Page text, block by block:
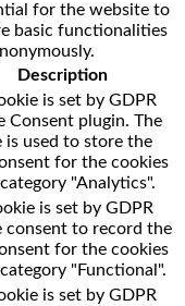
for the website to
basic functionalities
Description
is set by GDPR
Consent plugin. The
is used to store the
for the cookies
"Analytics".
is set by GDPR
consent to record the
for the cookies
"Functional".
is set by GDPR